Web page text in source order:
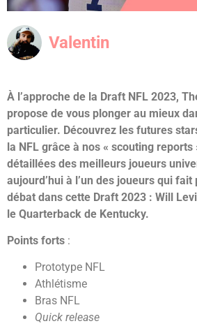
Valentin
À l’approche de la Draft NFL 2023,
propose de vous plonger au mieux
particulier. Découvrez les futures
la NFL grâce à nos « scouting
détaillées des meilleurs joueurs
aujourd’hui à l’un des joueurs qui
débat dans cette Draft 2023 : Will
le Quarterback de Kentucky.
Points forts :
Prototype NFL
Athlétisme
Bras NFL
Quick release